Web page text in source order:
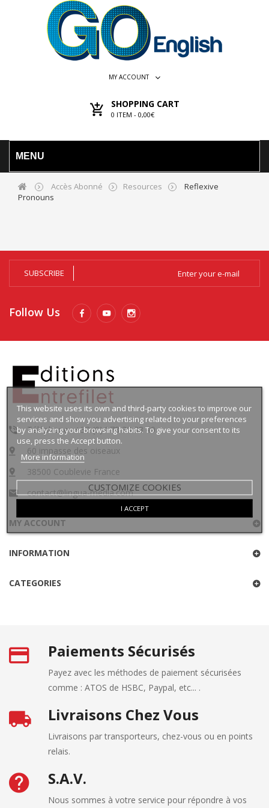
MY ACCOUNT
SHOPPING CART
0 ITEM - 0,00€
MENU
Accès Abonné Resources
Reflexive
Pronouns
This website uses its own and third-party cookies to improve our
services and show you advertising related to your preferences
by analyzing your browsing habits. To give your consent to its
use, press the Accept button.
More information
CUSTOMIZE COOKIES
I ACCEPT
SUBSCRIBE
Follow Us
Téléphone : +33 (0)4 78 30 88 49
60 impasse des oiseaux
38500 Coublevie France
contact@lingua-media.com
MY ACCOUNT
INFORMATION
CATEGORIES
Paiements Sécurisés
Payez avec les méthodes de paiement sécurisées
comme : ATOS de HSBC, Paypal, etc... .
Livraisons Chez Vous
Livraisons par transporteurs, chez-vous ou en points
relais.
S.A.V.
Nous sommes à votre service pour répondre à vos